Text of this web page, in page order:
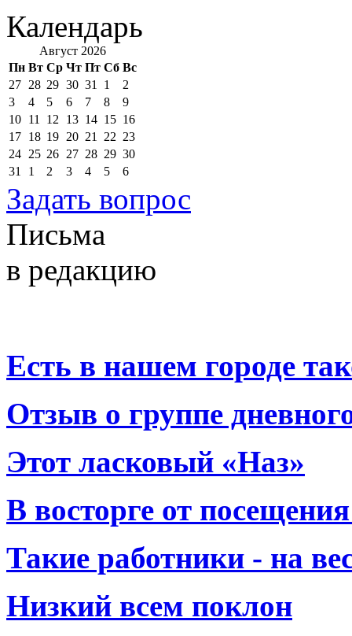
Календарь
Август 2026
Пн Вт Ср Чт Пт Сб Вс
27 28 29 30 31 1
2
3
4 5 6 7 8
9
10 11 12 13 14 15 16
17 18 19 20 21 22 23
24 25 26 27 28 29 30
31
1 2 3 4 5 6
Задать вопрос
Письма
в редакцию
Есть в нашем городе
Отзыв о группе
Этот ласковый «Наз»
В восторге от
Такие работники - на
Низкий всем поклон